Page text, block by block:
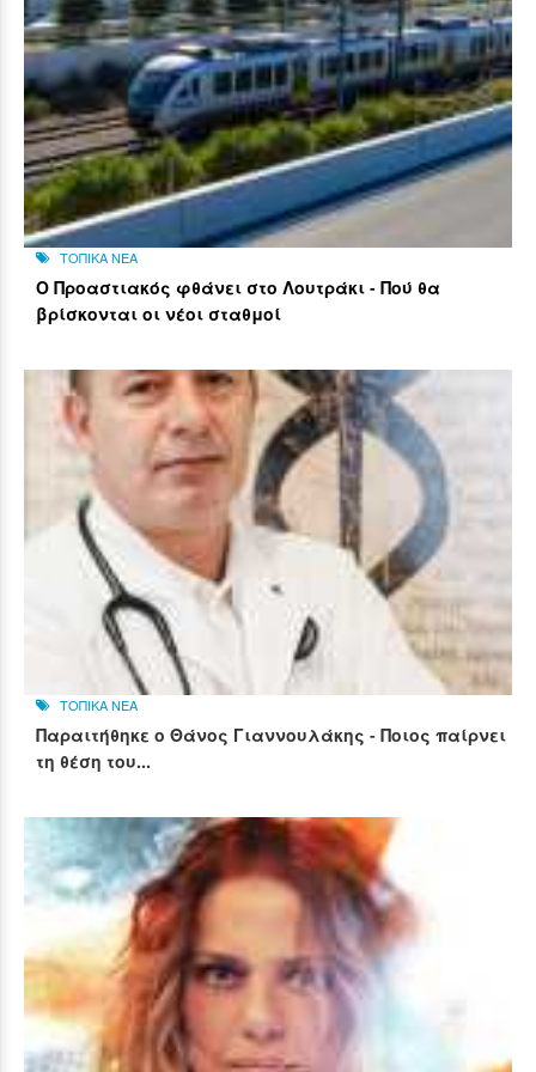
ΤΟΠΙΚΑ ΝΕΑ
Ο Προαστιακός φθάνει στο Λουτράκι - Πού θα
βρίσκονται οι νέοι σταθμοί
ΤΟΠΙΚΑ ΝΕΑ
Παραιτήθηκε ο Θάνος Γιαννουλάκης - Ποιος παίρνει
τη θέση του...